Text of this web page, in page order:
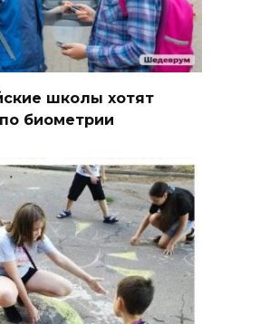
школы хотят
биометрии